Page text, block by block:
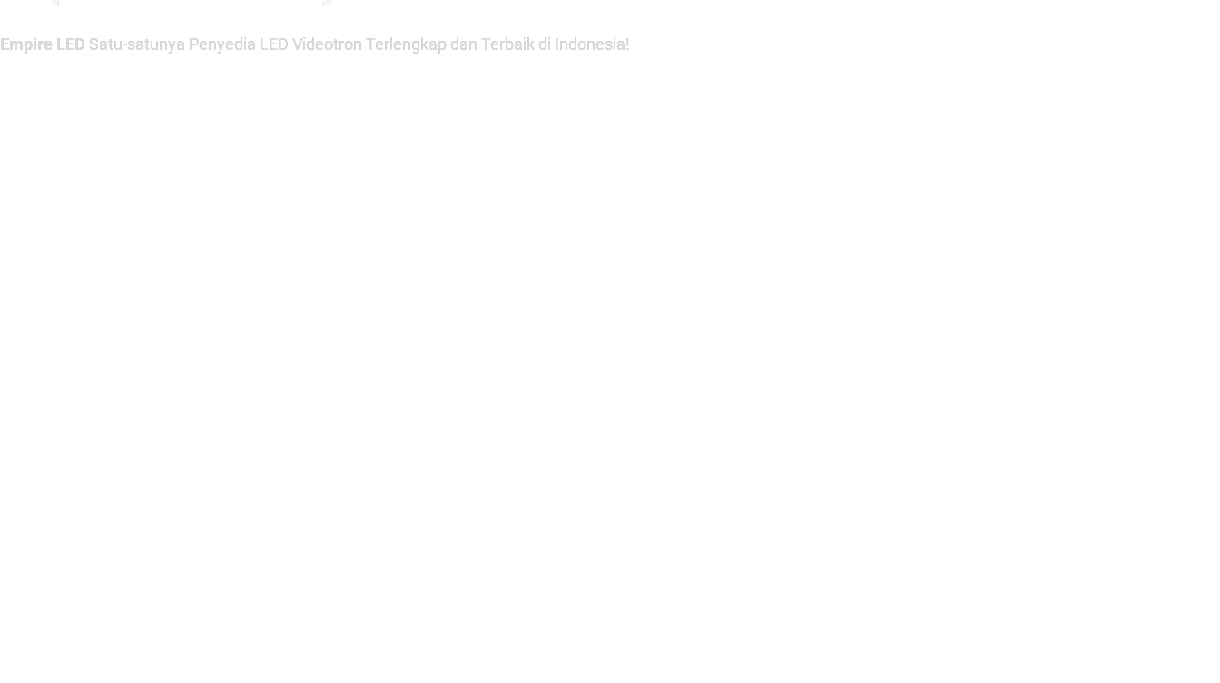
Empire LED Satu-satunya Penyedia LED Videotron Terlengkap dan Terbaik di Indonesia!